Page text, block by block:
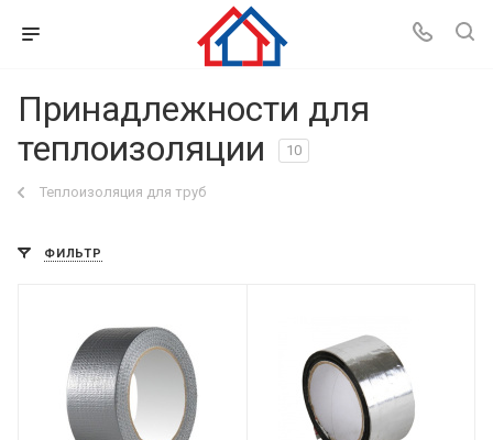
Принадлежности для
теплоизоляции
10
Теплоизоляция для труб
ФИЛЬТР